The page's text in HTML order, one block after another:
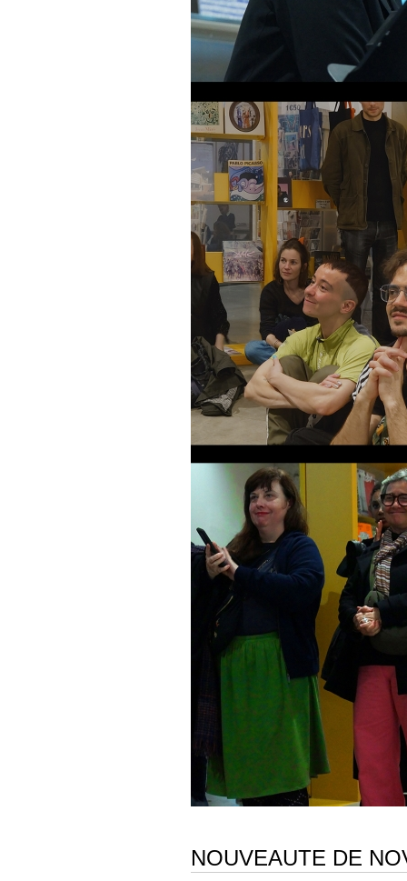
NOUVEAUTE DE